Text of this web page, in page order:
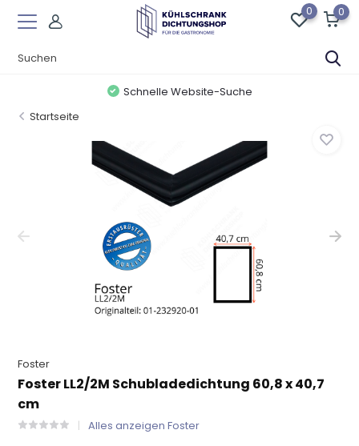
0 0
Schnelle Website-Suche
Startseite
Foster
Foster LL2/2M Schubladedichtung 60,8 x 40,7
cm
Alles anzeigen Foster